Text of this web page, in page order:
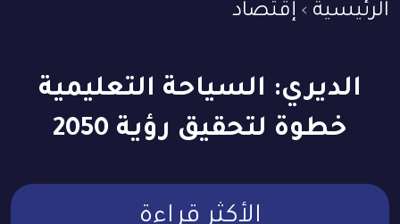
الرئيسية إقتصاد
الديري: السياحة التعليمية
خطوة لتحقيق رؤية 2050
الأكثر قراءة